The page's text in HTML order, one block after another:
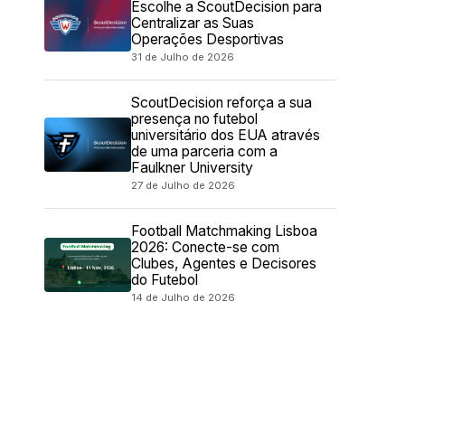
Escolhe a ScoutDecision para
Centralizar as Suas
Operações Desportivas
31 de Julho de 2026
ScoutDecision reforça a sua
presença no futebol
universitário dos EUA através
de uma parceria com a
Faulkner University
27 de Julho de 2026
Football Matchmaking Lisboa
2026: Conecte-se com
Clubes, Agentes e Decisores
do Futebol
14 de Julho de 2026